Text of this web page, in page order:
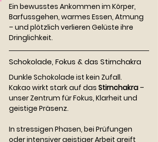
Ein bewusstes Ankommen im Körper,
Barfussgehen, warmes Essen, Atmung
– und plötzlich verlieren Gelüste ihre
Dringlichkeit.
Schokolade, Fokus & das Stirnchakra
Dunkle Schokolade ist kein Zufall.
Kakao wirkt stark auf das Stirnchakra –
unser Zentrum für Fokus, Klarheit und
geistige Präsenz.
In stressigen Phasen, bei Prüfungen
oder intensiver geistiger Arbeit greift